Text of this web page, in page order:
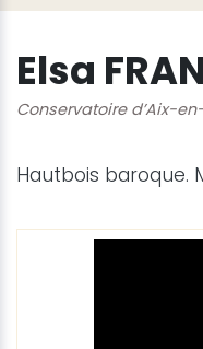
Elsa
Conservatoire d’Aix-
Hautbois baroque.